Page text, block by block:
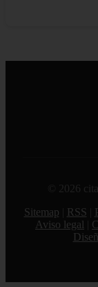
© 2026
Sitemap
RSS
Aviso legal